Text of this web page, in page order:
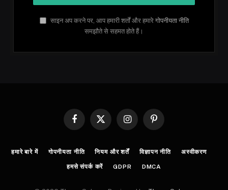
साइन अप करने पर, आप हमारी शर्तों और हमारे गोपनीयता नीति
समझौते से सहमत होते हैं।
Facebook
X
InstagramPinterest
हमारे बारे में गोपनीयता नीति नियम और शर्तें विज्ञापन नीति अस्वीकरण
हमसे संपर्क करें GDPR DMCA